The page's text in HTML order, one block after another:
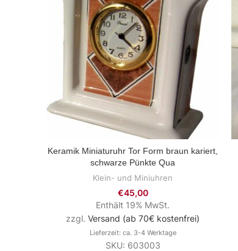
ZUM PRODUKT
Keramik Miniaturuhr Tor Form braun kariert,
schwarze Pünkte Qua
Klein- und Miniuhren
€45,00
Enthält 19% MwSt.
zzgl. Versand (ab 70€ kostenfrei)
Lieferzeit: ca. 3-4 Werktage
SKU: 603003